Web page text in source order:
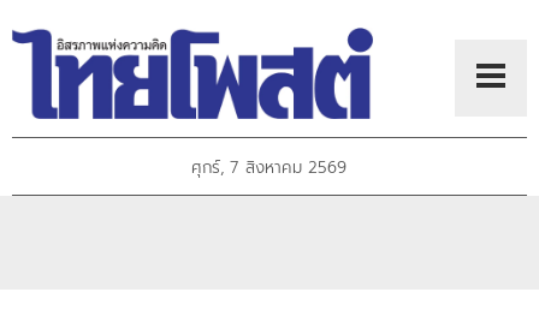
ศุกร์, 7 สิงหาคม 2569